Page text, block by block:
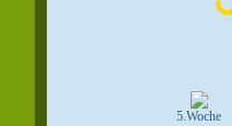
5.Woche